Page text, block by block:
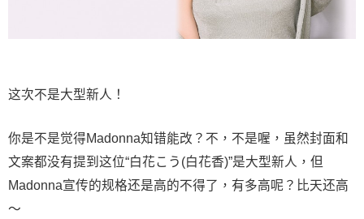
这次不是大型新人！
你是不是觉得Madonna知错能改？不，不是喔，虽然封面和
文案都没有提到这位“白花こう(白花香)”是大型新人，但
Madonna宣传的规格还是高的不得了，有多高呢？比天还高
〜